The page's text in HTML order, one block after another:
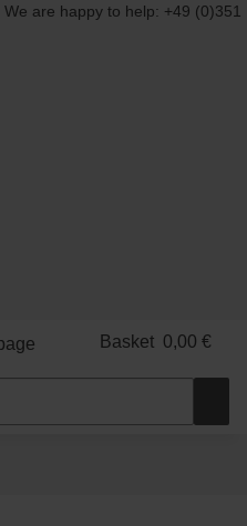
We are happy to help: +49 (0)351
Basket 0,00 €